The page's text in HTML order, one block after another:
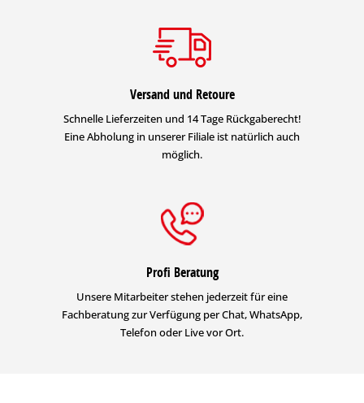
Versand und Retoure
Schnelle Lieferzeiten und 14 Tage Rückgaberecht!
Eine Abholung in unserer Filiale ist natürlich auch
möglich.
Profi Beratung
Unsere Mitarbeiter stehen jederzeit für eine
Fachberatung zur Verfügung per Chat, WhatsApp,
Telefon oder Live vor Ort.